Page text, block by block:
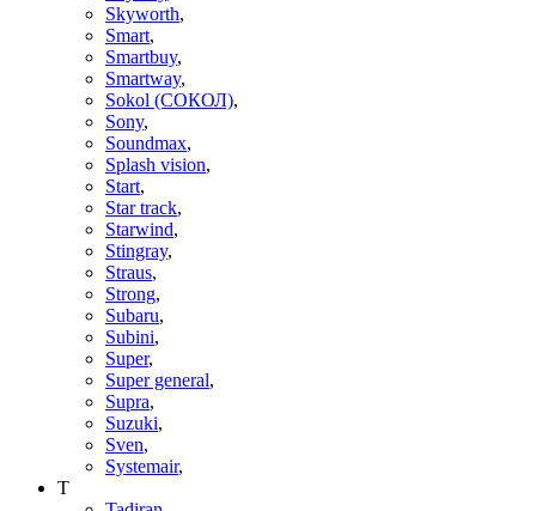
Skyworth,
Smart,
Smartbuy,
Smartway,
Sokol (СОКОЛ),
Sony,
Soundmax,
Splash vision,
Start,
Star track,
Starwind,
Stingray,
Straus,
Strong,
Subaru,
Subini,
Super,
Super general,
Supra,
Suzuki,
Sven,
Systemair,
T